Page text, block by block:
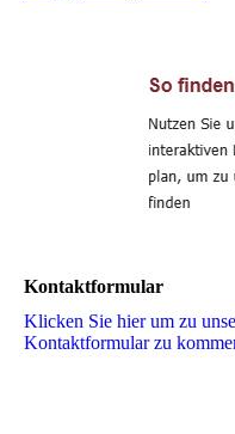
Kontaktformular
Klicken Sie hier um zu
Kon­takt­for­mu­lar zu